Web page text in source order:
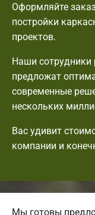
Оформляйте
постройки
проектов.
Наши сотрудники
предложат
современные
нескольких
Вас удивит
компании и
Мы готовы